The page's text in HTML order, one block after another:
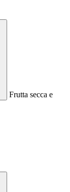
Frutta secca e